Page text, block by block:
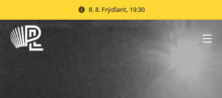
8. 8. Frýdlant, 19:30